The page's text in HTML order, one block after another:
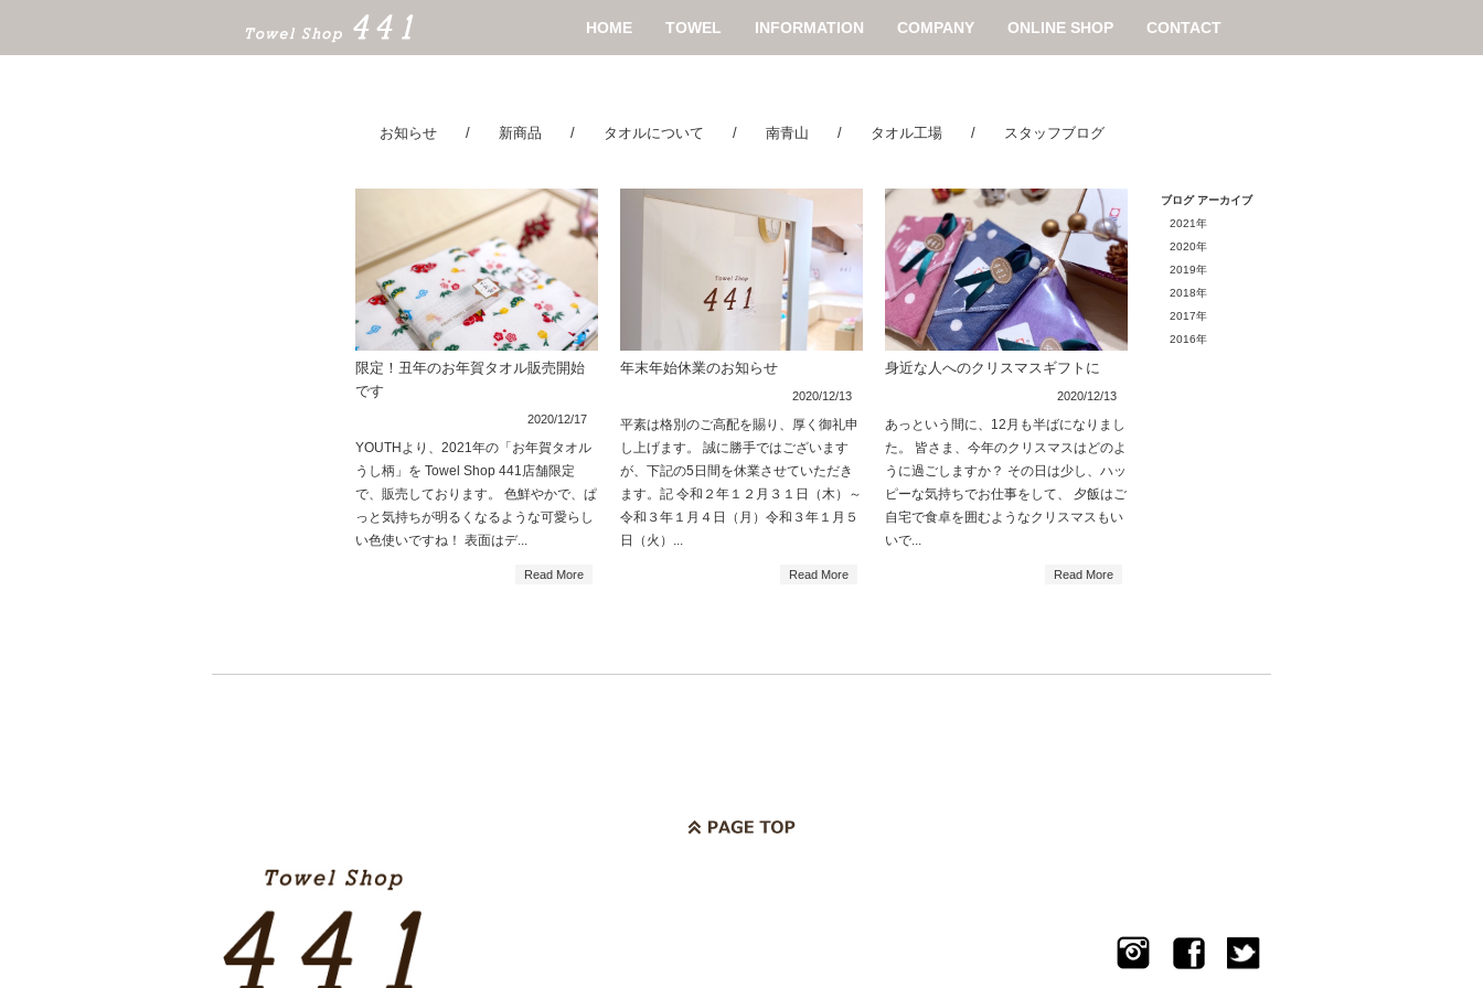
HOME TOWEL INFORMATION COMPANY ONLINE SHOP CONTACT
お知らせ/ 新商品 / タオルについて / 南青山 / タオル工場/ スタッフブログ
ブログ アーカイブ
2021年
2020年
2019年
2018年
2017年
2016年
限定！丑年のお年賀タオル販売開始
です
2020/12/17
YOUTHより、2021年の「お年賀タオル
うし柄」を Towel Shop 441店舗限定
で、販売しております。 色鮮やかで、ぱ
っと気持ちが明るくなるような可愛らし
い色使いですね！ 表面はデ...
Read More
年末年始休業のお知らせ
2020/12/13
平素は格別のご高配を賜り、厚く御礼申
し上げます。 誠に勝手ではございます
が、下記の5日間を休業させていただき
ます。記 令和２年１２月３１日（木）～
令和３年１月４日（月）令和３年１月５
日（火）...
Read More
身近な人へのクリスマスギフトに
2020/12/13
あっという間に、12月も半ばになりまし
た。 皆さま、今年のクリスマスはどのよ
うに過ごしますか？ その日は少し、ハッ
ピーな気持ちでお仕事をして、 夕飯はご
自宅で食卓を囲むようなクリスマスもい
いで...
Read More